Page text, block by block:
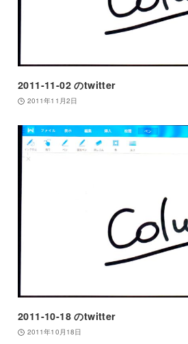
2011-11-02 のtwitter
2011年11月2日
2011-10-18 のtwitter
2011年10月18日